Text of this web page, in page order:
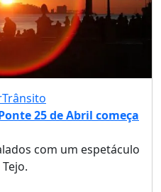
Trânsito
25 de Abril começa
com um espetáculo